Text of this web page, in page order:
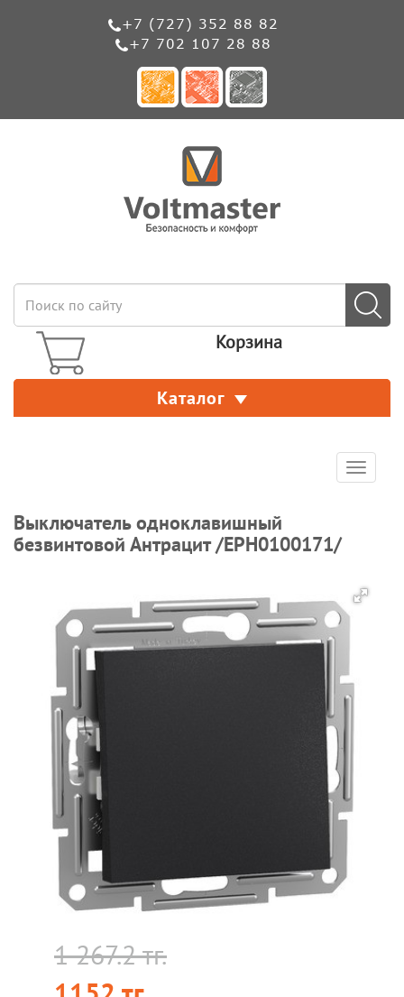
+7 (727) 352 88 82
+7 702 107 28 88
Корзина
Каталог
Toggle
Выключатель одноклавишный
безвинтовой Антрацит /EPH0100171/
1 267.2 тг.